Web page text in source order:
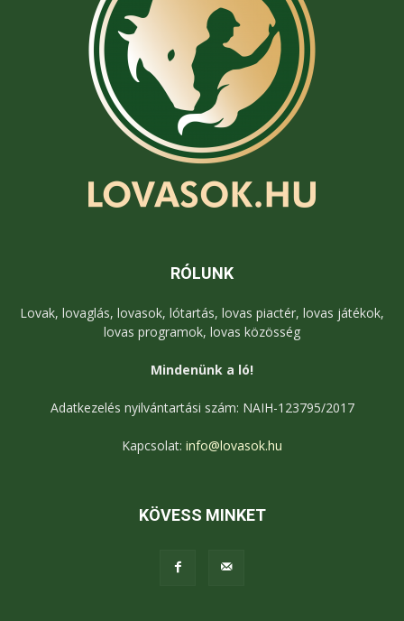
RÓLUNK
Lovak, lovaglás, lovasok, lótartás, lovas piactér, lovas játékok,
lovas programok, lovas közösség
Mindenünk a ló!
Adatkezelés nyilvántartási szám: NAIH-123795/2017
Kapcsolat: info@lovasok.hu
KÖVESS MINKET